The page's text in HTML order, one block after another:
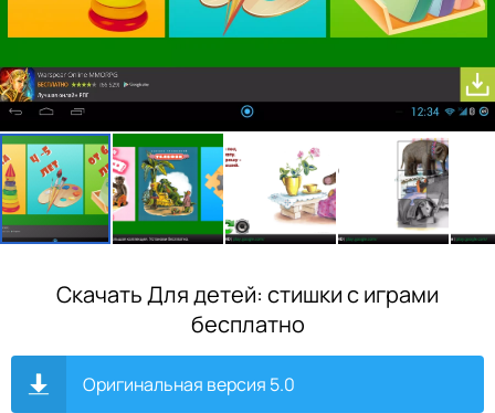
Скачать Для детей: стишки с играми
бесплатно
Оригинальная версия 5.0